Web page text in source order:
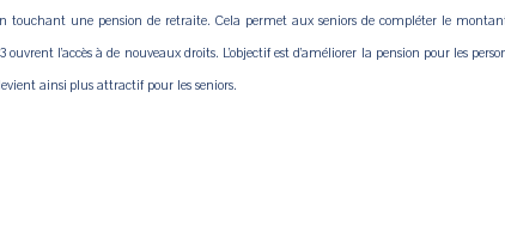
une pension de retraite. Cela permet aux seniors de compléter le
l’accès à de nouveaux droits. L’objectif est d’améliorer la pension pour les
ainsi plus attractif pour les seniors.